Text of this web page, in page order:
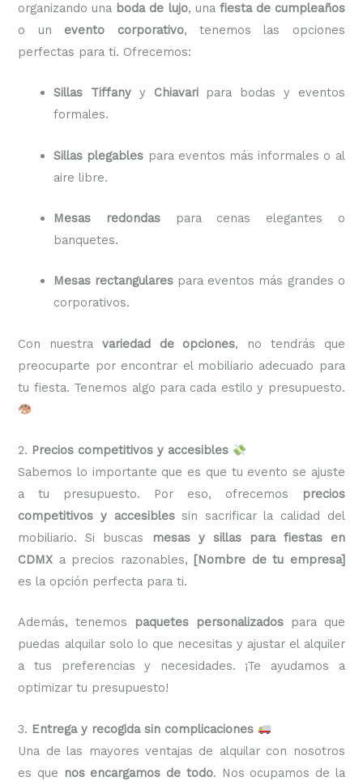
organizando una boda de lujo, una fiesta de cumpleaños
o un evento corporativo, tenemos las opciones
perfectas para ti. Ofrecemos:
Sillas Tiffanyy Chiavaripara bodas y eventos
formales.
Sillas plegables para eventos más informales o al
aire libre.
Mesas redondaspara cenas elegantes o
banquetes.
Mesas rectangulares para eventos más grandes o
corporativos.
Con nuestra variedad de opciones, no tendrás que
preocuparte por encontrar el mobiliario adecuado para
tu fiesta. Tenemos algo para cada estilo y presupuesto.
2. Precios competitivos y accesibles
Sabemos lo importante que es que tu evento se ajuste
a tu presupuesto. Por eso, ofrecemos
precios
competitivos y accesiblessin sacrificar la calidad del
mobiliario. Si buscas
mesas y sillas para fiestas en
CDMX a precios razonables, [Nombre de tu empresa]
es la opción perfecta para ti.
Además, tenemos paquetes personalizadospara que
puedas alquilar solo lo que necesitas y ajustar el alquiler
a tus preferencias y necesidades. ¡Te ayudamos a
optimizar tu presupuesto!
3. Entrega y recogida sin complicaciones
Una de las mayores ventajas de alquilar con nosotros
es que nos encargamos de todo. Nos ocupamos de la